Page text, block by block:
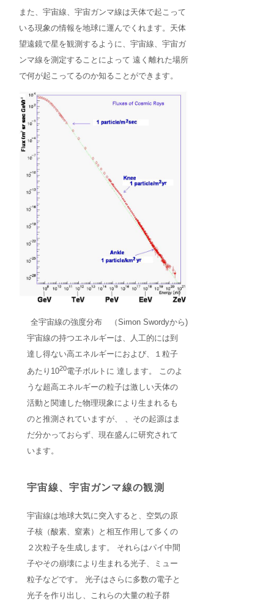
また、宇宙線、宇宙ガンマ線は天体で起こって
いる現象の情報を地球に運んでくれます。天体
望遠鏡で星を観測するように、宇宙線、宇宙ガ
ンマ線を測定することによって 遠く離れた場所
で何が起こってるのか知ることができます。
全宇宙線の強度分布 （Simon Swordyから)
宇宙線の持つエネルギーは、人工的には到
達し得ない高エネルギーにおよび、１粒子
あたり1020電子ボルトに 達します。 このよ
うな超高エネルギーの粒子は激しい天体の
活動と関連した物理現象により生まれるも
のと推測されていますが、 、その起源はま
だ分かっておらず、現在盛んに研究されて
います。
宇宙線、宇宙ガンマ線の観測
宇宙線は地球大気に突入すると、空気の原
子核（酸素、窒素）と相互作用して多くの
２次粒子を生成します。 それらはパイ中間
子やその崩壊により生まれる光子、ミュー
粒子などです。 光子はさらに多数の電子と
光子を作り出し、これらの大量の粒子群